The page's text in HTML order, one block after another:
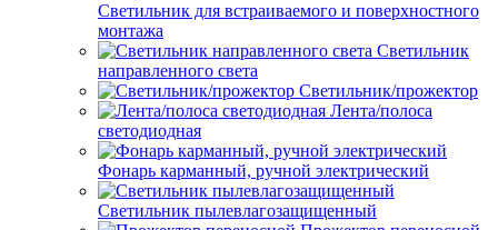
Светильник для встраиваемого и поверхностного
монтажа
Светильник
направленного света
Светильник/прожектор
Лента/полоса
светодиодная
Фонарь карманный, ручной электрический
Светильник пылевлагозащищенный